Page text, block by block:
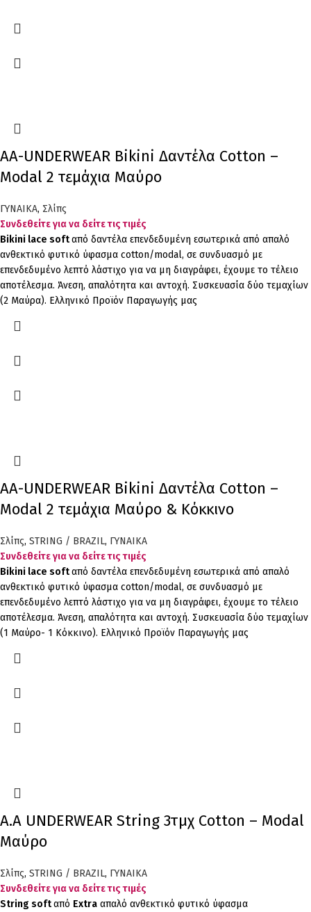
AA-UNDERWEAR Bikini Δαντέλα Cotton –
Modal 2 τεμάχια Μαύρο
ΓΥΝΑΙΚΑ, Σλίπς
Συνδεθείτε για να δείτε τις τιμές
Bikini lace softαπό δαντέλα επενδεδυμένη εσωτερικά από απαλό
ανθεκτικό φυτικό ύφασμα cotton/modal, σε συνδυασμό με
επενδεδυμένο λεπτό λάστιχο για να μη διαγράφει, έχουμε το τέλειο
αποτέλεσμα. Άνεση, απαλότητα και αντοχή. Συσκευασία δύο τεμαχίων
(2 Μαύρα). Ελληνικό Προϊόν Παραγωγής μας
AA-UNDERWEAR Bikini Δαντέλα Cotton –
Modal 2 τεμάχια Μαύρο & Κόκκινο
Σλίπς, STRING / BRAZIL, ΓΥΝΑΙΚΑ
Συνδεθείτε για να δείτε τις τιμές
Bikini lace softαπό δαντέλα επενδεδυμένη εσωτερικά από απαλό
ανθεκτικό φυτικό ύφασμα cotton/modal, σε συνδυασμό με
επενδεδυμένο λεπτό λάστιχο για να μη διαγράφει, έχουμε το τέλειο
αποτέλεσμα. Άνεση, απαλότητα και αντοχή. Συσκευασία δύο τεμαχίων
(1 Μαύρο- 1 Κόκκινο). Ελληνικό Προϊόν Παραγωγής μας
Α.A UNDERWEAR String 3τμχ Cotton – Modal
Μαύρο
Σλίπς, STRING / BRAZIL, ΓΥΝΑΙΚΑ
Συνδεθείτε για να δείτε τις τιμές
String softαπό Extra απαλό ανθεκτικό φυτικό ύφασμα